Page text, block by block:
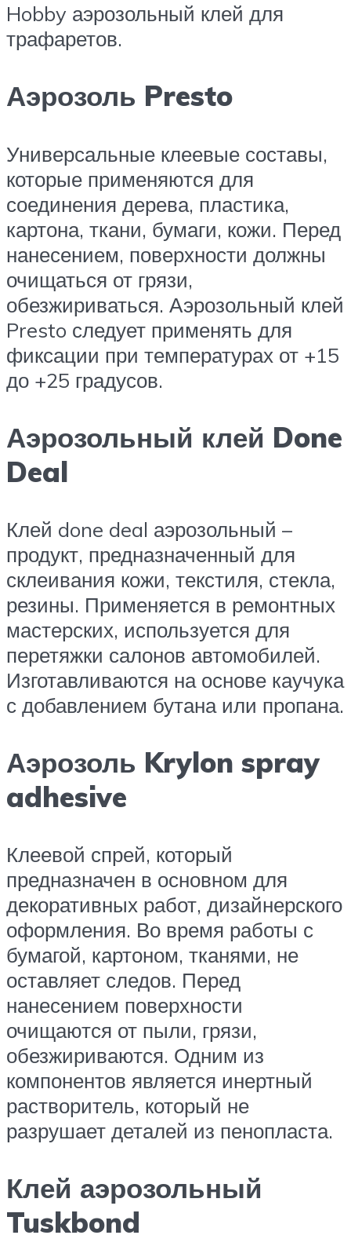
Hobby аэрозольный клей для
трафаретов.
Аэрозоль Presto
Универсальные клеевые составы,
которые применяются для
соединения дерева, пластика,
картона, ткани, бумаги, кожи. Перед
нанесением, поверхности должны
очищаться от грязи,
обезжириваться. Аэрозольный клей
Presto следует применять для
фиксации при температурах от +15
до +25 градусов.
Аэрозольный клей Done
Deal
Клей done deal аэрозольный –
продукт, предназначенный для
склеивания кожи, текстиля, стекла,
резины. Применяется в ремонтных
мастерских, используется для
перетяжки салонов автомобилей.
Изготавливаются на основе каучука
с добавлением бутана или пропана.
Аэрозоль Krylon spray
adhesive
Клеевой спрей, который
предназначен в основном для
декоративных работ, дизайнерского
оформления. Во время работы с
бумагой, картоном, тканями, не
оставляет следов. Перед
нанесением поверхности
очищаются от пыли, грязи,
обезжириваются. Одним из
компонентов является инертный
растворитель, который не
разрушает деталей из пенопласта.
Клей аэрозольный
Tuskbond